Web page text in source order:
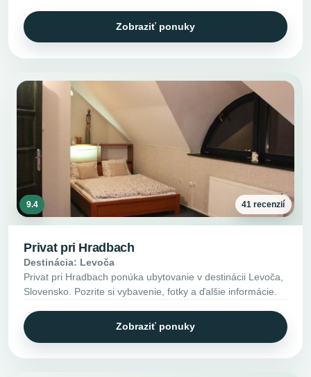
Zobraziť ponuky
9.4 41 recenzií
Privat pri Hradbach
Destinácia: Levoča
Privat pri Hradbach ponúka ubytovanie v destinácii Levoča,
Slovensko. Pozrite si vybavenie, fotky a ďalšie informácie.
Zobraziť ponuky